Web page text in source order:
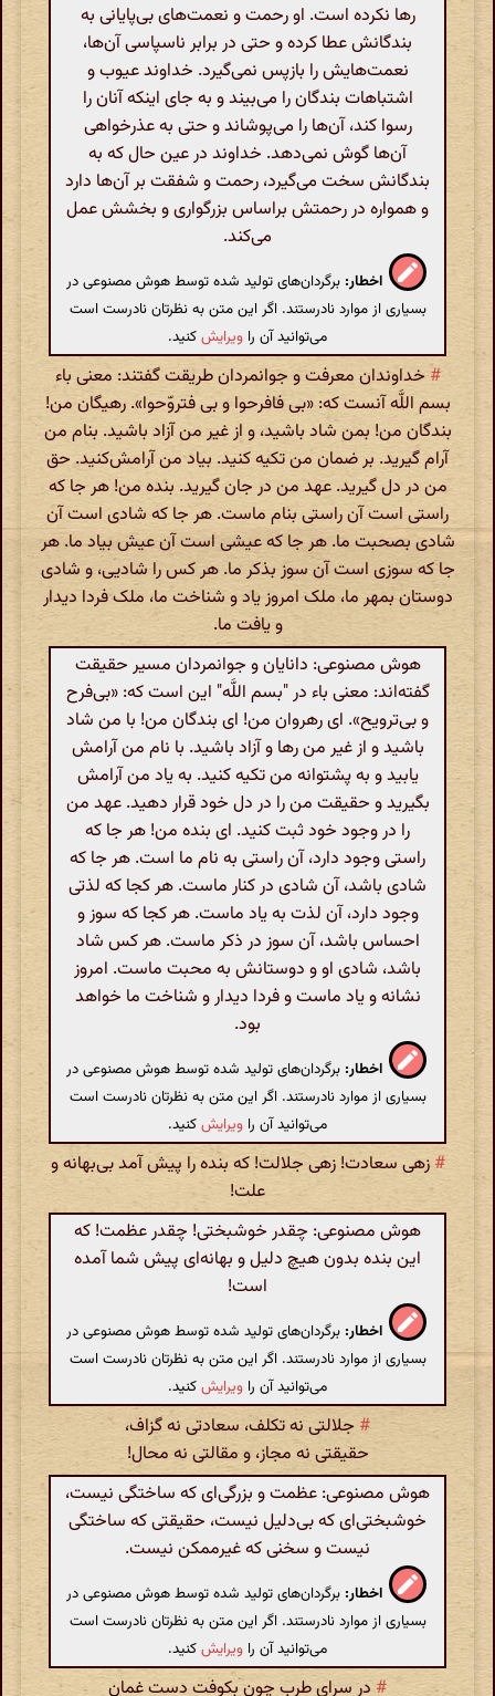
رها نکرده است. او رحمت و نعمت‌های بی‌پایانی به
بندگانش عطا کرده و حتی در برابر ناسپاسی آن‌ها،
نعمت‌هایش را بازپس نمی‌گیرد. خداوند عیوب و
اشتباهات بندگان را می‌بیند و به جای اینکه آنان را
رسوا کند، آن‌ها را می‌پوشاند و حتی به عذرخواهی
آن‌ها گوش نمی‌دهد. خداوند در عین حال که به
بندگانش سخت می‌گیرد، رحمت و شفقت بر آن‌ها دارد
و همواره در رحمتش براساس بزرگواری و بخشش عمل
می‌کند.
اخطار: برگردان‌های تولید شده توسط هوش مصنوعی در
بسیاری از موارد نادرستند. اگر این متن به نظرتان نادرست است
می‌توانید آن را ویرایشکنید.
# خداوندان معرفت و جوانمردان طریقت گفتند: معنی باء
بسم اللَّه آنست که: «بی فافرحوا و بی فتروّحوا». رهیگان من!
بندگان من! بمن شاد باشید، و از غیر من آزاد باشید. بنام من
آرام گیرید. بر ضمان من تکیه کنید. بیاد من آرامش‌کنید. حق
من در دل گیرید. عهد من در جان گیرید. بنده من! هر جا که
راستی است آن راستی بنام ماست. هر جا که شادی است آن
شادی بصحبت ما. هر جا که عیشی است آن عیش بیاد ما. هر
جا که سوزی است آن سوز بذکر ما. هر کس را شادیی، و شادی
دوستان بمهر ما، ملک امروز یاد و شناخت ما، ملک فردا دیدار
و یافت ما.
هوش مصنوعی: دانایان و جوانمردان مسیر حقیقت
گفته‌اند: معنی باء در "بسم اللَّه" این است که: «بی‌فرح
و بی‌ترویح». ای رهروان من! ای بندگان من! با من شاد
باشید و از غیر من رها و آزاد باشید. با نام من آرامش
یابید و به پشتوانه من تکیه کنید. به یاد من آرامش
بگیرید و حقیقت من را در دل خود قرار دهید. عهد من
را در وجود خود ثبت کنید. ای بنده من! هر جا که
راستی وجود دارد، آن راستی به نام ما است. هر جا که
شادی باشد، آن شادی در کنار ماست. هر کجا که لذتی
وجود دارد، آن لذت به یاد ماست. هر کجا که سوز و
احساس باشد، آن سوز در ذکر ماست. هر کس شاد
باشد، شادی او و دوستانش به محبت ماست. امروز
نشانه و یاد ماست و فردا دیدار و شناخت ما خواهد
بود.
اخطار: برگردان‌های تولید شده توسط هوش مصنوعی در
بسیاری از موارد نادرستند. اگر این متن به نظرتان نادرست است
می‌توانید آن را ویرایشکنید.
# زهی سعادت! زهی جلالت! که بنده را پیش آمد بی‌بهانه و
علت!
هوش مصنوعی: چقدر خوشبختی! چقدر عظمت! که
این بنده بدون هیچ دلیل و بهانه‌ای پیش شما آمده
است!
اخطار: برگردان‌های تولید شده توسط هوش مصنوعی در
بسیاری از موارد نادرستند. اگر این متن به نظرتان نادرست است
می‌توانید آن را ویرایشکنید.
# جلالتی نه تکلف، سعادتی نه گزاف،
حقیقتی نه مجاز، و مقالتی نه محال!
هوش مصنوعی: عظمت و بزرگی‌ای که ساختگی نیست،
خوشبختی‌ای که بی‌دلیل نیست، حقیقتی که ساختگی
نیست و سخنی که غیرممکن نیست.
اخطار: برگردان‌های تولید شده توسط هوش مصنوعی در
بسیاری از موارد نادرستند. اگر این متن به نظرتان نادرست است
می‌توانید آن را ویرایشکنید.
# در سرای طرب چون بکوفت دست غمان